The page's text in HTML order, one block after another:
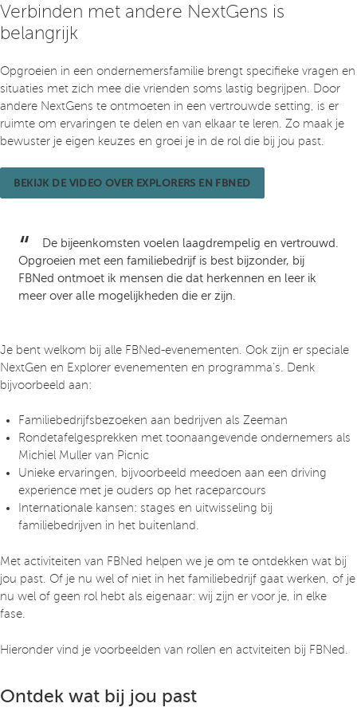
Verbinden met andere NextGens is
belangrijk
Opgroeien in een ondernemersfamilie brengt specifieke vragen en
situaties met zich mee die vrienden soms lastig begrijpen. Door
andere NextGens te ontmoeten in een vertrouwde setting, is er
ruimte om ervaringen te delen en van elkaar te leren. Zo maak je
bewuster je eigen keuzes en groei je in de rol die bij jou past.
BEKIJK DE VIDEO OVER EXPLORERS EN FBNED
De bijeenkomsten voelen laagdrempelig en vertrouwd.
Opgroeien met een familiebedrijf is best bijzonder, bij
FBNed ontmoet ik mensen die dat herkennen en leer ik
meer over alle mogelijkheden die er zijn.
Je bent welkom bij alle FBNed-evenementen. Ook zijn er speciale
NextGen en Explorer evenementen en programma’s. Denk
bijvoorbeeld aan:
Familiebedrijfsbezoeken aan bedrijven als Zeeman
Rondetafelgesprekken met toonaangevende ondernemers als
Michiel Muller van Picnic
Unieke ervaringen, bijvoorbeeld meedoen aan een driving
experience met je ouders op het raceparcours
Internationale kansen: stages en uitwisseling bij
familiebedrijven in het buitenland.
Met activiteiten van FBNed helpen we je om te ontdekken wat bij
jou past. Of je nu wel of niet in het familiebedrijf gaat werken, of je
nu wel of geen rol hebt als eigenaar: wij zijn er voor je, in elke
fase.
Hieronder vind je voorbeelden van rollen en actviteiten bij FBNed.
Ontdek wat bij jou past